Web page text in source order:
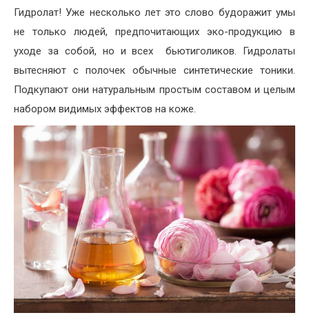
Хобби
Красота
Недвижимость
Гидролат! Уже несколько лет это слово будоражит умы
не только людей, предпочитающих эко-продукцию в
уходе за собой, но и всех бьютиголиков. Гидролаты
вытесняют с полочек обычные синтетические тоники.
Подкупают они натуральным простым составом и целым
набором видимых эффектов на коже.